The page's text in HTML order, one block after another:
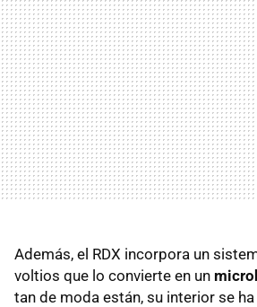
Además, el RDX incorpora un
voltios que lo convierte en un
tan de moda están, su interior se